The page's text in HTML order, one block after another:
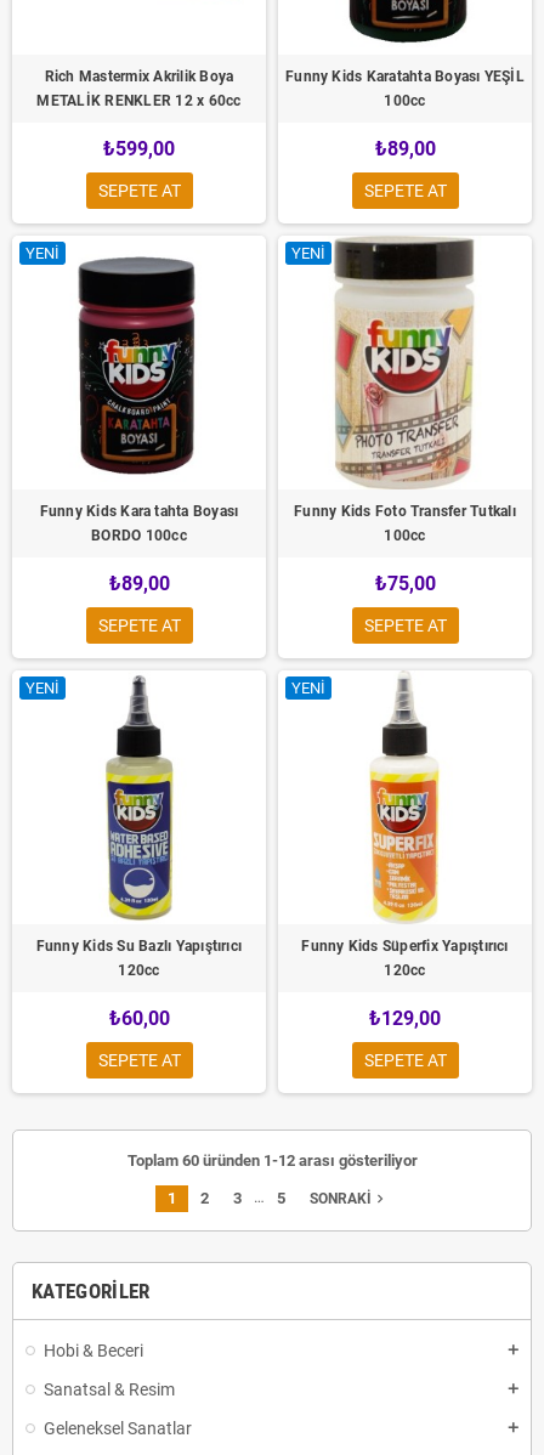
KATEGORILER
Hobi & Beceri
Sanatsal & Resim
Geleneksel Sanatlar
Rich Mastermix Akrilik Boya
METALİK RENKLER 12 x 60cc
₺599,00
SEPETE AT
Funny Kids Karatahta Boyası YEŞİL
100cc
₺89,00
SEPETE AT
YENI
Funny Kids Kara tahta Boyası
BORDO 100cc
₺89,00
SEPETE AT
YENI
Funny Kids Foto Transfer Tutkalı
100cc
₺75,00
SEPETE AT
YENI
Funny Kids Su Bazlı Yapıştırıcı
120cc
₺60,00
SEPETE AT
YENI
Funny Kids Süperfix Yapıştırıcı
120cc
₺129,00
SEPETE AT
Toplam 60 üründen 1-12 arası gösteriliyor
1 2 3 … 5 SONRAKI navigate_next